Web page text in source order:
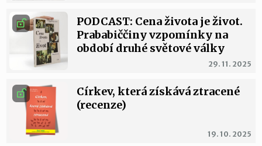
29. 11. 2025
PODCAST: Cena života je život.
Prababiččiny vzpomínky na
období druhé světové války
19. 10. 2025
Církev, která získává ztracené
(recenze)